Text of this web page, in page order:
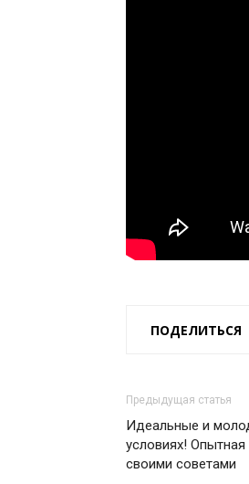
ПОДЕЛИТЬСЯ
Предыдущая статья
Идеальные и
условиях!
своими советами